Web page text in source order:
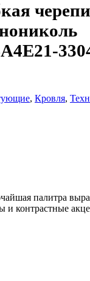
, Кровля,
палитра
и контрастные